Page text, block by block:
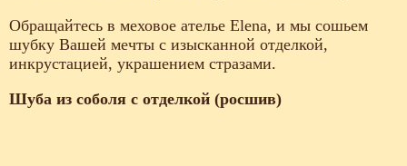
Обращайтесь в меховое ателье Elena, и мы сошьем
шубку Вашей мечты с изысканной отделкой,
инкрустацией, украшением стразами.
Шуба из соболя с отделкой (росшив)